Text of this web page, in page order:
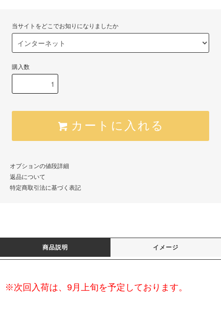
当サイトをどこでお知りになりましたか
購入数
カートに入れる
オプションの値段詳細
返品について
特定商取引法に基づく表記
商品説明 イメージ
※次回入荷は、9月上旬を予定しております。